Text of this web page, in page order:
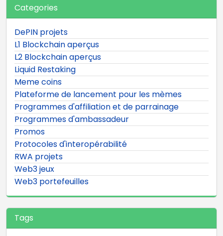
Categories
DePIN projets
L1 Blockchain aperçus
L2 Blockchain aperçus
Liquid Restaking
Meme coins
Plateforme de lancement pour les mèmes
Programmes d'affiliation et de parrainage
Programmes d'ambassadeur
Promos
Protocoles d'interopérabilité
RWA projets
Web3 jeux
Web3 portefeuilles
Tags